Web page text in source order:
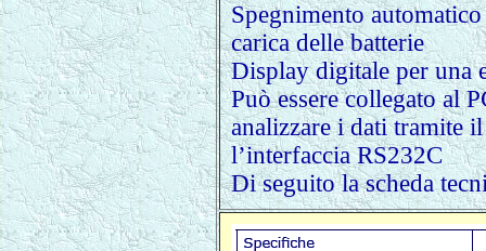
Spegnimento
carica delle batterie
Display digitale per una
Può essere collegato al
analizzare i dati tramite
l’interfaccia RS232C
Di seguito la scheda